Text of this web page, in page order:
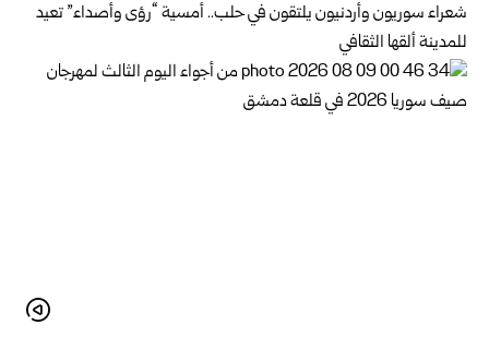
شعراء سوريون وأردنيون يلتقون في حلب.. أمسية “رؤى وأصداء” تعيد
للمدينة ألقها الثقافي